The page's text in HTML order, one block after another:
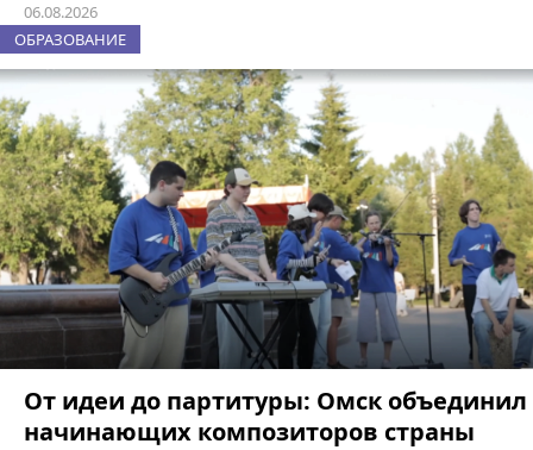
06.08.2026
ОБРАЗОВАНИЕ
От идеи до партитуры: Омск объединил
начинающих композиторов страны